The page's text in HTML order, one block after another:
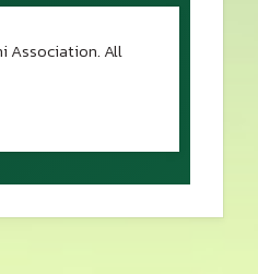
Association. All